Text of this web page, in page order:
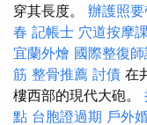
穿其長度。 辦護照
春 記帳士 穴道按摩
宜蘭外燴 國際整復
筋 整骨推薦 討債 在
樓西部的現代大砲。
點 台胞證過期 戶外